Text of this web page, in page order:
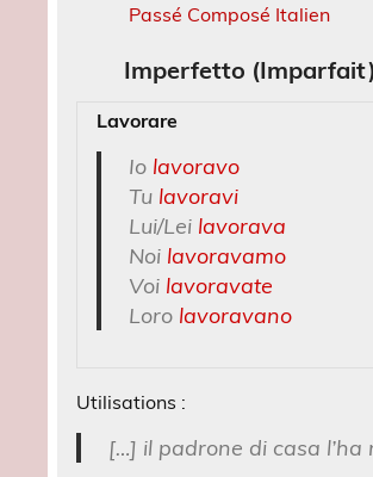
Passé Composé Italien
Imperfetto (Imparfait)
Lavorare
Io lavoravo
Tu lavoravi
Lui/Lei lavorava
Noi lavoravamo
Voilavoravate
Loro lavoravano
Utilisations :
[…] il padrone di casa